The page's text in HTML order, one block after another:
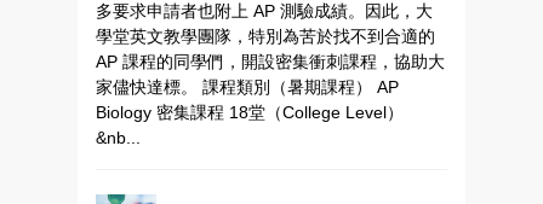
多要求申請者也附上 AP 測驗成績。因此，大
學堂英文教學團隊，特別為苦於找不到合適的
AP 課程的同學們，開設密集衝刺課程，協助大
家儘快達標。 課程類別（暑期課程） AP
Biology 密集課程 18堂（College Level）
&nb...